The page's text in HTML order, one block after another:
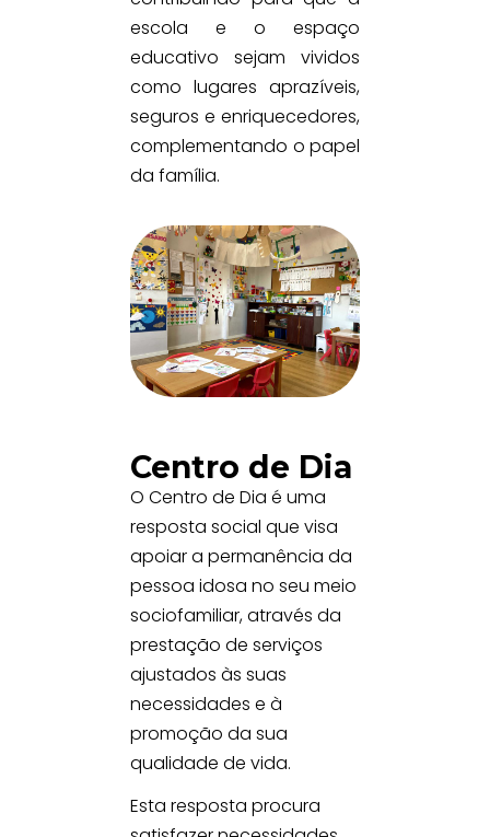
escola e o espaço
educativo sejam vividos
como lugares aprazíveis,
seguros e enriquecedores,
complementando o papel
da família.
Centro de Dia
O Centro de Dia é uma
resposta social que visa
apoiar a permanência da
pessoa idosa no seu meio
sociofamiliar, através da
prestação de serviços
ajustados às suas
necessidades e à
promoção da sua
qualidade de vida.
Esta resposta procura